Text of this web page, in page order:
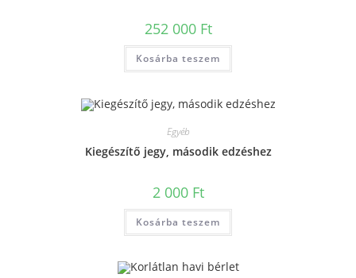
252 000 Ft
Kosárba teszem
Egyéb
Kiegészítő jegy, második edzéshez
2 000 Ft
Kosárba teszem